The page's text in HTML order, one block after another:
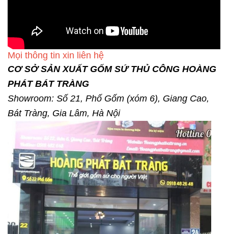
Mọi thông tin xin liên hệ
CƠ SỞ SẢN XUẤT GỐM SỨ THỦ CÔNG HOÀNG
PHÁT BÁT TRÀNG
Showroom: Số 21, Phố Gốm (xóm 6), Giang Cao,
Bát Tràng, Gia Lâm, Hà Nội